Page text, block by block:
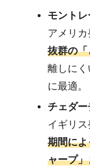
モント
アメリカ
抜群の
離しに
に最適。
チェダ
イギリス
期間に
ャープ